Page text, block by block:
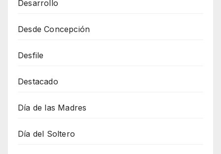
Desarrollo
Desde Concepción
Desfile
Destacado
Día de las Madres
Día del Soltero